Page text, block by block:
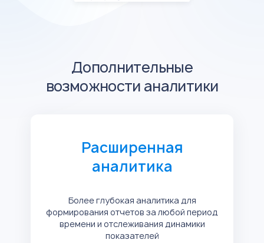
Дополнительные
возможности аналитики
Расширенная
аналитика
Более глубокая аналитика для
формирования отчетов за любой период
времени и отслеживания динамики
показателей